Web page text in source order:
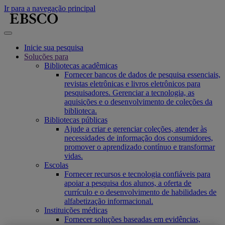
Ir para a navegação principal
Inicie sua pesquisa
Soluções para
Bibliotecas acadêmicas
Fornecer bancos de dados de pesquisa essenciais,
revistas eletrônicas e livros eletrônicos para
pesquisadores. Gerenciar a tecnologia, as
aquisições e o desenvolvimento de coleções da
biblioteca.
Bibliotecas públicas
Ajude a criar e gerenciar coleções, atender às
necessidades de informação dos consumidores,
promover o aprendizado contínuo e transformar
vidas.
Escolas
Fornecer recursos e tecnologia confiáveis para
apoiar a pesquisa dos alunos, a oferta de
currículo e o desenvolvimento de habilidades de
alfabetização informacional.
Instituições médicas
Fornecer soluções baseadas em evidências,